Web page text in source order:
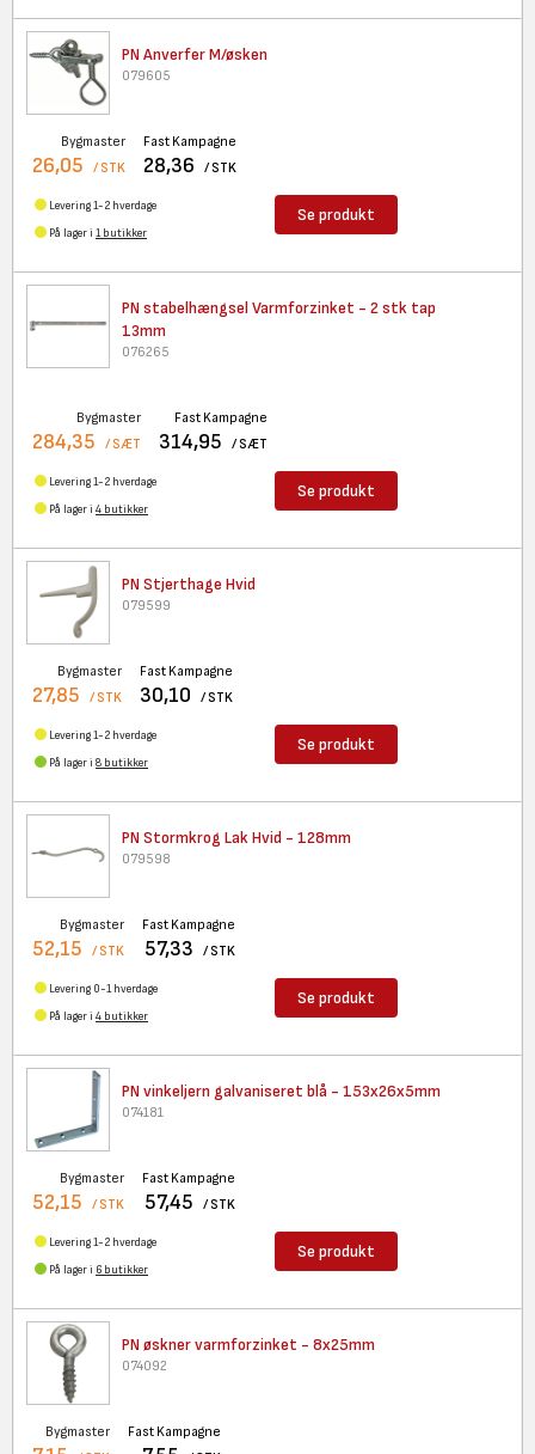
PN Anverfer M/øsken
079605
Bygmaster
26,05 / STK
Fast Kampagne
28,36 / STK
Levering 1-2 hverdage
På lager i 1 butikker
Se produkt
PN stabelhængsel Varmforzinket - 2 stk tap
13mm
076265
Bygmaster
284,35 / SÆT
Fast Kampagne
314,95 / SÆT
Levering 1-2 hverdage
På lager i 4 butikker
Se produkt
PN Stjerthage Hvid
079599
Bygmaster
27,85 / STK
Fast Kampagne
30,10 / STK
Levering 1-2 hverdage
På lager i 8 butikker
Se produkt
PN Stormkrog Lak Hvid - 128mm
079598
Bygmaster
52,15 / STK
Fast Kampagne
57,33 / STK
Levering 0-1 hverdage
På lager i 4 butikker
Se produkt
PN vinkeljern galvaniseret blå - 153x26x5mm
074181
Bygmaster
52,15 / STK
Fast Kampagne
57,45 / STK
Levering 1-2 hverdage
På lager i 6 butikker
Se produkt
PN øskner varmforzinket - 8x25mm
074092
Bygmaster Fast Kampagne